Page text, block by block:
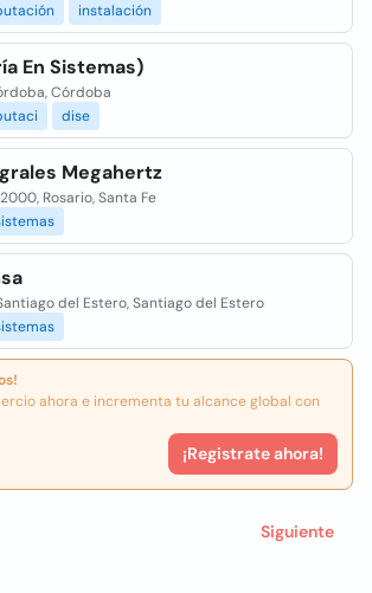
instalación
En Sistemas)
Córdoba
dise
Megahertz
Rosario, Santa Fe
del Estero, Santiago del Estero
ahora e incrementa tu alcance global con
¡Registrate ahora!
Siguiente